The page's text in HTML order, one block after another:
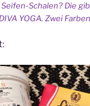
Schalen? Die
YOGA. Zwei